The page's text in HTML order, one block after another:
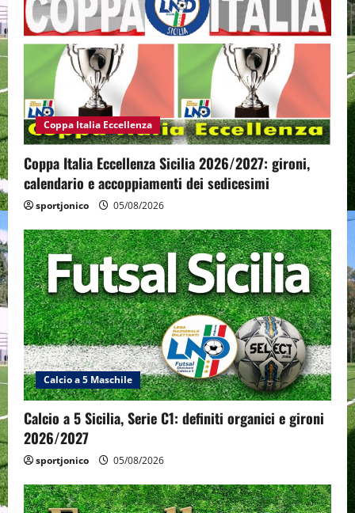
Coppa Italia Eccellenza
Coppa Italia Eccellenza Sicilia 2026/2027: gironi,
calendario e accoppiamenti dei sedicesimi
sportjonico 05/08/2026
Calcio a 5 Maschile
Calcio a 5 Sicilia, Serie C1: definiti organici e gironi
2026/2027
sportjonico 05/08/2026